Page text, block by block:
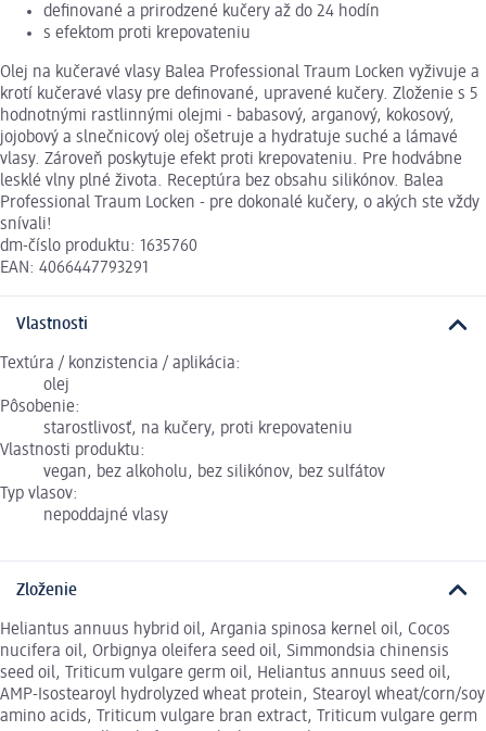
definované a prirodzené kučery až do 24 hodín
s efektom proti krepovateniu
Olej na kučeravé vlasy Balea Professional Traum Locken vyživuje a
krotí kučeravé vlasy pre definované, upravené kučery. Zloženie s 5
hodnotnými rastlinnými olejmi - babasový, arganový, kokosový,
jojobový a slnečnicový olej ošetruje a hydratuje suché a lámavé
vlasy. Zároveň poskytuje efekt proti krepovateniu. Pre hodvábne
lesklé vlny plné života. Receptúra bez obsahu silikónov. Balea
Professional Traum Locken - pre dokonalé kučery, o akých ste vždy
snívali!
dm-číslo produktu: 1635760
EAN: 4066447793291
Vlastnosti
Textúra / konzistencia / aplikácia:
olej
Pôsobenie:
starostlivosť, na kučery, proti krepovateniu
Vlastnosti produktu:
vegan, bez alkoholu, bez silikónov, bez sulfátov
Typ vlasov:
nepoddajné vlasy
Zloženie
Heliantus annuus hybrid oil, Argania spinosa kernel oil, Cocos
nucifera oil, Orbignya oleifera seed oil, Simmondsia chinensis
seed oil, Triticum vulgare germ oil, Heliantus annuus seed oil,
AMP-Isostearoyl hydrolyzed wheat protein, Stearoyl wheat/corn/soy
amino acids, Triticum vulgare bran extract, Triticum vulgare germ